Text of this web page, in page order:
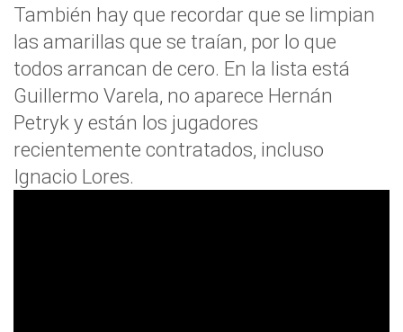
También hay que recordar que se limpian
las amarillas que se traían, por lo que
todos arrancan de cero. En la lista está
Guillermo Varela, no aparece Hernán
Petryk y están los jugadores
recientemente contratados, incluso
Ignacio Lores.